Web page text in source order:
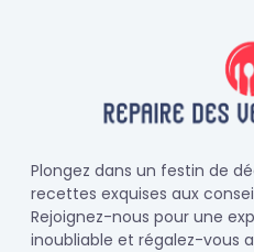
Plongez dans un festin de
recettes exquises aux
Rejoignez-nous pour une
inoubliable et régalez-vous